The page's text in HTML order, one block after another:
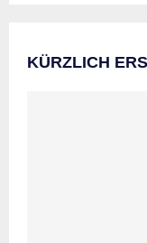
KÜRZLICH